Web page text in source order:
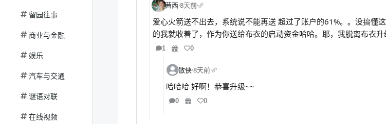
留园往事
商业与金融
娱乐
汽车与交通
谜语对联
在线视频
茜西·8天前·
爱心火箭送不出去，系统说不能再送 超过了账户的61%。。没搞懂
的我就收着了，作为你送给布衣的启动资金哈哈。耶，我脱离布衣升
1 0
散侠·8天前·
哈哈哈 好啊！恭喜升级~~
0 0